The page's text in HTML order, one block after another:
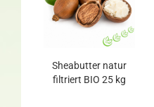
Sheabutter natur
filtriert BIO 25 kg